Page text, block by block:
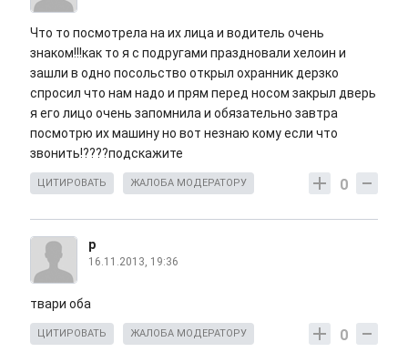
Что то посмотрела на их лица и водитель очень
знаком!!!как то я с подругами праздновали хелоин и
зашли в одно посольство открыл охранник дерзко
спросил что нам надо и прям перед носом закрыл дверь
я его лицо очень запомнила и обязательно завтра
посмотрю их машину но вот незнаю кому если что
звонить!????подскажите
0
ЦИТИРОВАТЬ ЖАЛОБА МОДЕРАТОРУ
р
16.11.2013, 19:36
твари оба
0
ЦИТИРОВАТЬ ЖАЛОБА МОДЕРАТОРУ